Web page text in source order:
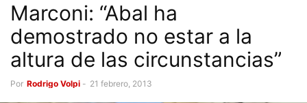
Marconi: “Abal ha
demostrado no estar a la
altura de las circunstancias”
Por Rodrigo Volpi - 21 febrero, 2013